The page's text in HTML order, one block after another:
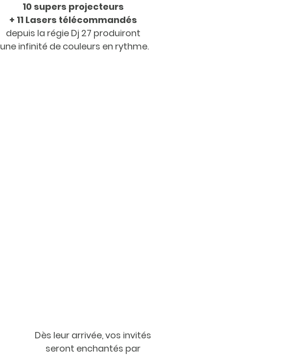
10 supers projecteurs
+ 11 Lasers télécommandés
depuis la régie Dj 27 produiront
une infinité de couleurs en rythme.
Dès leur arrivée, vos invités
seront enchantés par